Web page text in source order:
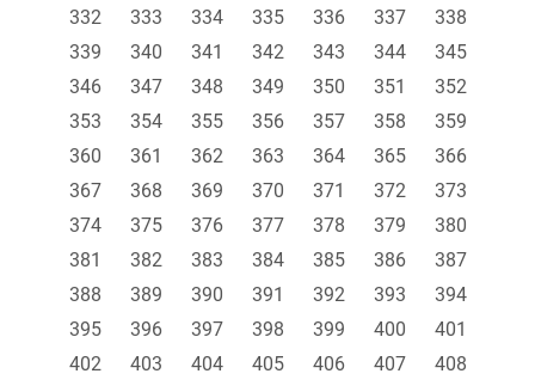
332
333 334 335 336 337
338
339
340 341 342 343 344
345
346
347 348 349 350 351
352
353
354 355 356 357 358
359
360
361 362 363 364 365
366
367
368 369 370 371 372
373
374
375 376 377 378 379
380
381
382 383 384 385 386
387
388
389 390 391 392 393
394
395
396 397 398 399 400
401
402
403 404 405 406 407
408